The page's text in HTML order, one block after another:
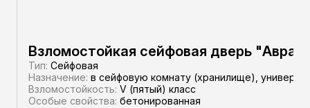
Взломостойкая сейфовая дверь
Тип: Сейфовая
Назначение: в сейфовую комнату (хранилище),
Взломостойкость: V (пятый) класс
Особые свойства: бетонированная